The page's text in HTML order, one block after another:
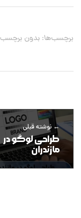
برچسب‌ها: بدون برچسب
نوشته قبلی
طراحی لوگو در
مازندران